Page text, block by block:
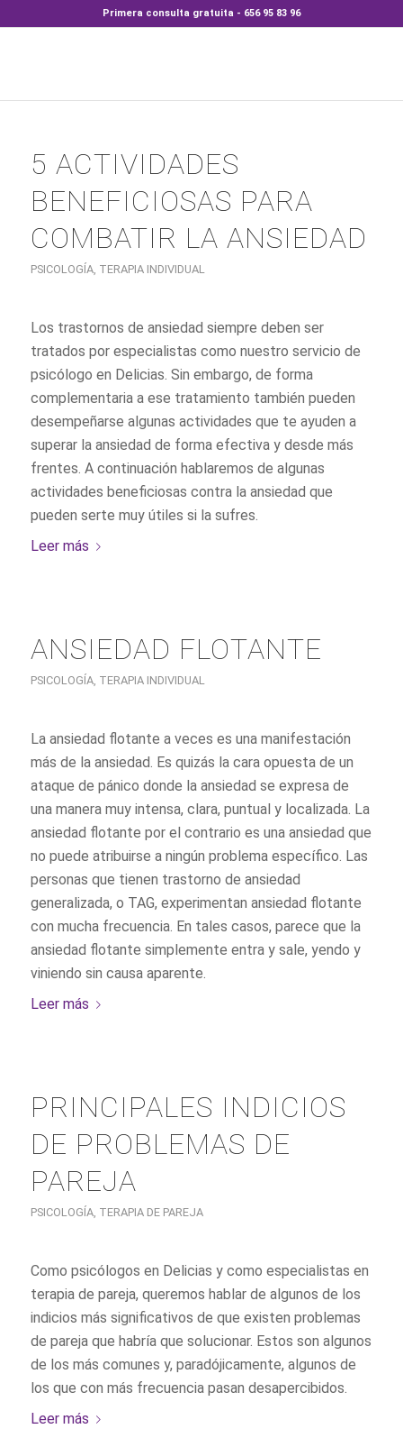
Primera consulta gratuita - 656 95 83 96
5 ACTIVIDADES
BENEFICIOSAS PARA
COMBATIR LA ANSIEDAD
PSICOLOGÍA, TERAPIA INDIVIDUAL
Los trastornos de ansiedad siempre deben ser
tratados por especialistas como nuestro servicio de
psicólogo en Delicias. Sin embargo, de forma
complementaria a ese tratamiento también pueden
desempeñarse algunas actividades que te ayuden a
superar la ansiedad de forma efectiva y desde más
frentes. A continuación hablaremos de algunas
actividades beneficiosas contra la ansiedad que
pueden serte muy útiles si la sufres.
Leer más
ANSIEDAD FLOTANTE
PSICOLOGÍA, TERAPIA INDIVIDUAL
La ansiedad flotante a veces es una manifestación
más de la ansiedad. Es quizás la cara opuesta de un
ataque de pánico donde la ansiedad se expresa de
una manera muy intensa, clara, puntual y localizada. La
ansiedad flotante por el contrario es una ansiedad que
no puede atribuirse a ningún problema específico. Las
personas que tienen trastorno de ansiedad
generalizada, o TAG, experimentan ansiedad flotante
con mucha frecuencia. En tales casos, parece que la
ansiedad flotante simplemente entra y sale, yendo y
viniendo sin causa aparente.
Leer más
PRINCIPALES INDICIOS
DE PROBLEMAS DE
PAREJA
PSICOLOGÍA, TERAPIA DE PAREJA
Como psicólogos en Delicias y como especialistas en
terapia de pareja, queremos hablar de algunos de los
indicios más significativos de que existen problemas
de pareja que habría que solucionar. Estos son algunos
de los más comunes y, paradójicamente, algunos de
los que con más frecuencia pasan desapercibidos.
Leer más